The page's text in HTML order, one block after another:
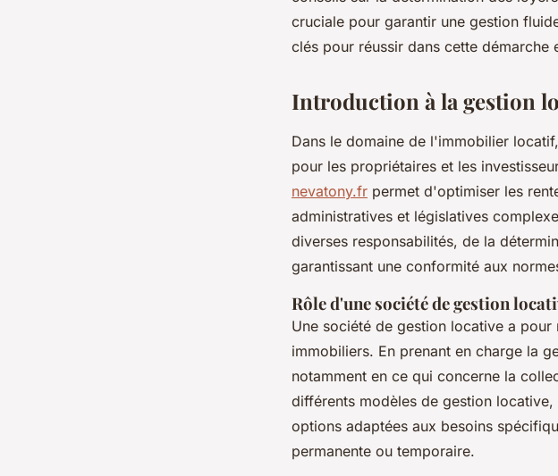
8 min de lecturecruciale pour garantir une gestion
clés pour réussir dans cette démarche
Introduction à la gestion
Dans le domaine de l'immobilier
pour les propriétaires et les
nevatony.fr permet d'optimiser les
administratives et législatives
diverses responsabilités, de la
garantissant une conformité aux
Rôle d'une société de gestion
Une société de gestion locative a
immobiliers. En prenant en charge la
notamment en ce qui concerne la
différents modèles de gestion
options adaptées aux besoins
permanente ou temporaire.